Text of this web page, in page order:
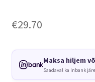
€29.70
Maksa hiljem
Saadaval ka Inbank